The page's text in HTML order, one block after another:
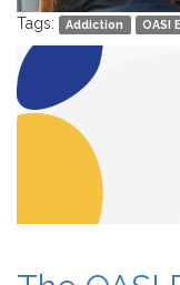
Tags: Addiction OASI